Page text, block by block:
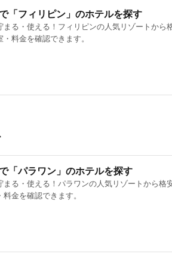
「フィリピン」のホテルを探す
まる・使える！フィリピンの人気リゾートから
料金を確認できます。
「パラワン」のホテルを探す
まる・使える！パラワンの人気リゾートから格
金を確認できます。